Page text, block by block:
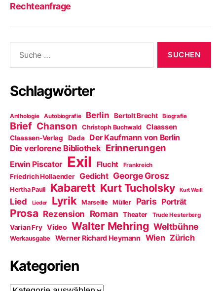
Rechteanfrage
nach:
Schlagwörter
Anthologie Autobiografie Berlin Bertolt Brecht Biografie
Brief Chanson Christoph Buchwald Claassen
Claassen-Verlag Dada Der Kaufmann von Berlin
Die verlorene Bibliothek Erinnerungen
Erwin Piscator Exil Flucht Frankreich
Friedrich Hollaender Gedicht George Grosz
Hertha Pauli Kabarett Kurt Tucholsky Kurt Weill
Lied Lieder Lyrik Marseille Müller Paris Porträt
Prosa Rezension Roman Theater Trude Hesterberg
Varian Fry Video Walter Mehring Weltbühne
Werkausgabe Werner Richard Heymann Wien Zürich
Kategorien
Kategorien